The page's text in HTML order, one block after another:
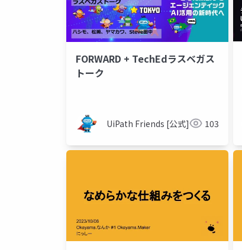
FORWARD + TechEdラスベガス
トーク
UiPath Friends [公式] 103